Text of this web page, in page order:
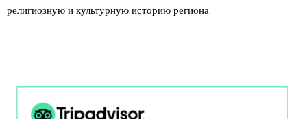
религиозную и культурную историю региона.